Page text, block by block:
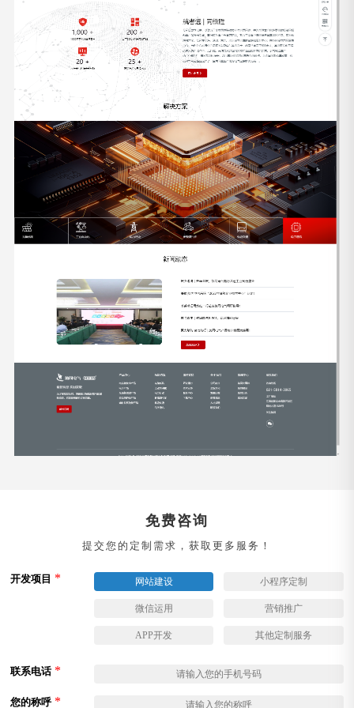
免费咨询
提交您的定制需求，获取更多服务！
开发项目 * 网站建设 小程序定制
微信运用 营销推广
APP开发 其他定制服务
联系电话 *
您的称呼 *